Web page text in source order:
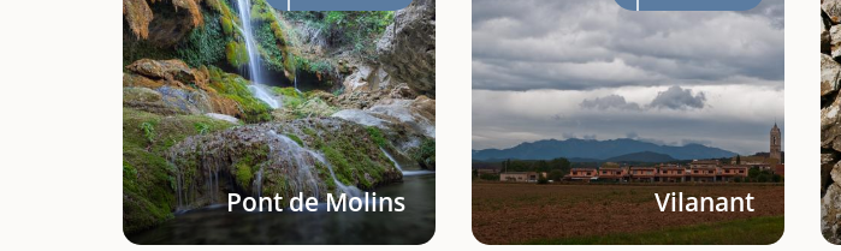
Pont de Molins Vilanant